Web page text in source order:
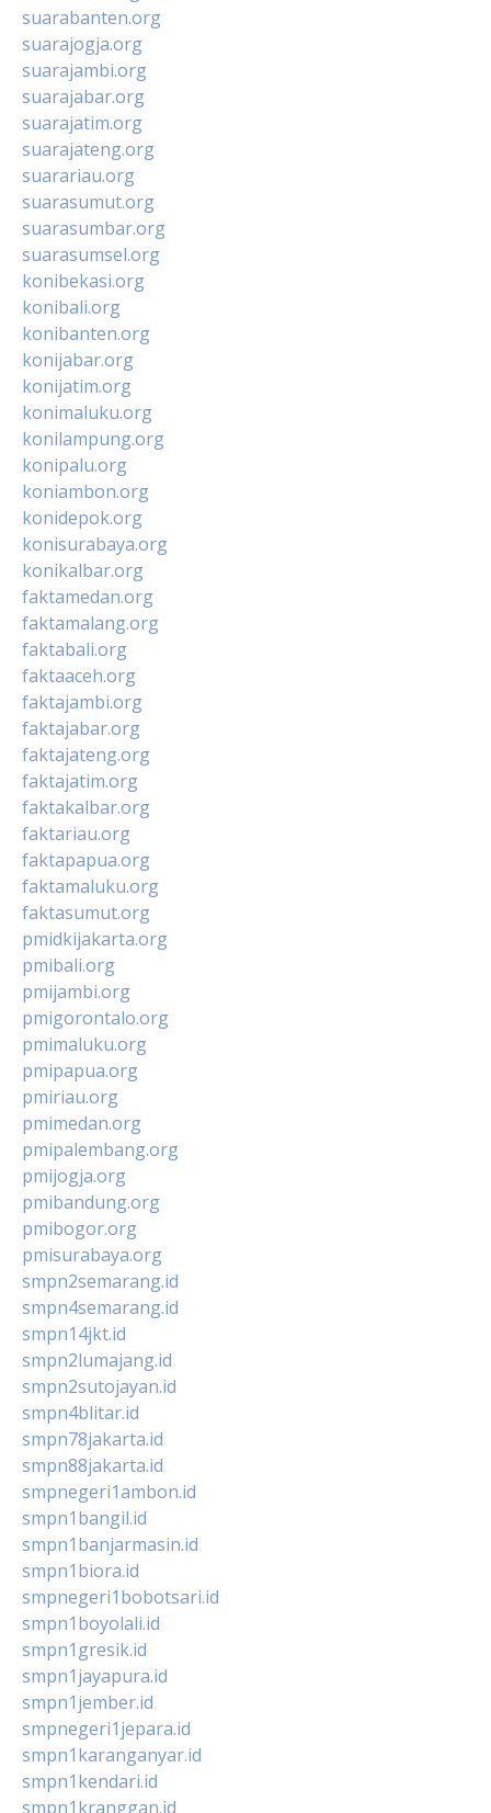
suarabanten.org
suarajogja.org
suarajambi.org
suarajabar.org
suarajatim.org
suarajateng.org
suarariau.org
suarasumut.org
suarasumbar.org
suarasumsel.org
konibekasi.org
konibali.org
konibanten.org
konijabar.org
konijatim.org
konimaluku.org
konilampung.org
konipalu.org
koniambon.org
konidepok.org
konisurabaya.org
konikalbar.org
faktamedan.org
faktamalang.org
faktabali.org
faktaaceh.org
faktajambi.org
faktajabar.org
faktajateng.org
faktajatim.org
faktakalbar.org
faktariau.org
faktapapua.org
faktamaluku.org
faktasumut.org
pmidkijakarta.org
pmibali.org
pmijambi.org
pmigorontalo.org
pmimaluku.org
pmipapua.org
pmiriau.org
pmimedan.org
pmipalembang.org
pmijogja.org
pmibandung.org
pmibogor.org
pmisurabaya.org
smpn2semarang.id
smpn4semarang.id
smpn14jkt.id
smpn2lumajang.id
smpn2sutojayan.id
smpn4blitar.id
smpn78jakarta.id
smpn88jakarta.id
smpnegeri1ambon.id
smpn1bangil.id
smpn1banjarmasin.id
smpn1biora.id
smpnegeri1bobotsari.id
smpn1boyolali.id
smpn1gresik.id
smpn1jayapura.id
smpn1jember.id
smpnegeri1jepara.id
smpn1karanganyar.id
smpn1kendari.id
smpn1kranggan.id